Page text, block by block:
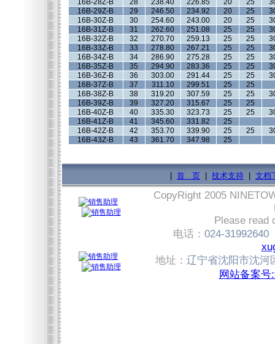
16B-28Z-B
28 238.40 226.85 20 25
16B-29Z-B
29 246.50 234.92 20 25
16B-30Z-B
30 254.60 243.00 20 25
16B-31Z-B
31 262.60 251.08 25 25
16B-32Z-B
32 270.70 259.13 25 25
16B-33Z-B
33 278.80 267.21 25 25
16B-34Z-B
34 286.90 275.28 25 25
16B-35Z-B
35 294.90 283.36 25 25
16B-36Z-B
36 303.00 291.44 25 25
16B-37Z-B
37 311.10 299.51 25
25
16B-38Z-B
38 319.20 307.59 25 25
16B-39Z-B
39 327.20 315.67 25
25
16B-40Z-B
40 335.30 323.73 25 25
16B-41Z-B
41 345.60 331.82
25
16B-42Z-B
42 353.70 339.90 25 25
16B-43Z-B
43 361.70 347.98 25
首 页 技术支持 文档
CopyRight 2005
Please read
电话： 024-31992640
地址： 辽宁省沈阳市沈河
网站备案号